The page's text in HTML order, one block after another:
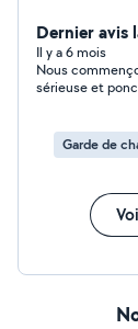
quotidien ) sur des
disponible
votre absence. Étant famille d'accueil pour
l'expérience
Dernier avis
Il y a 6 mois
Nous
sérieuse et
Garde de